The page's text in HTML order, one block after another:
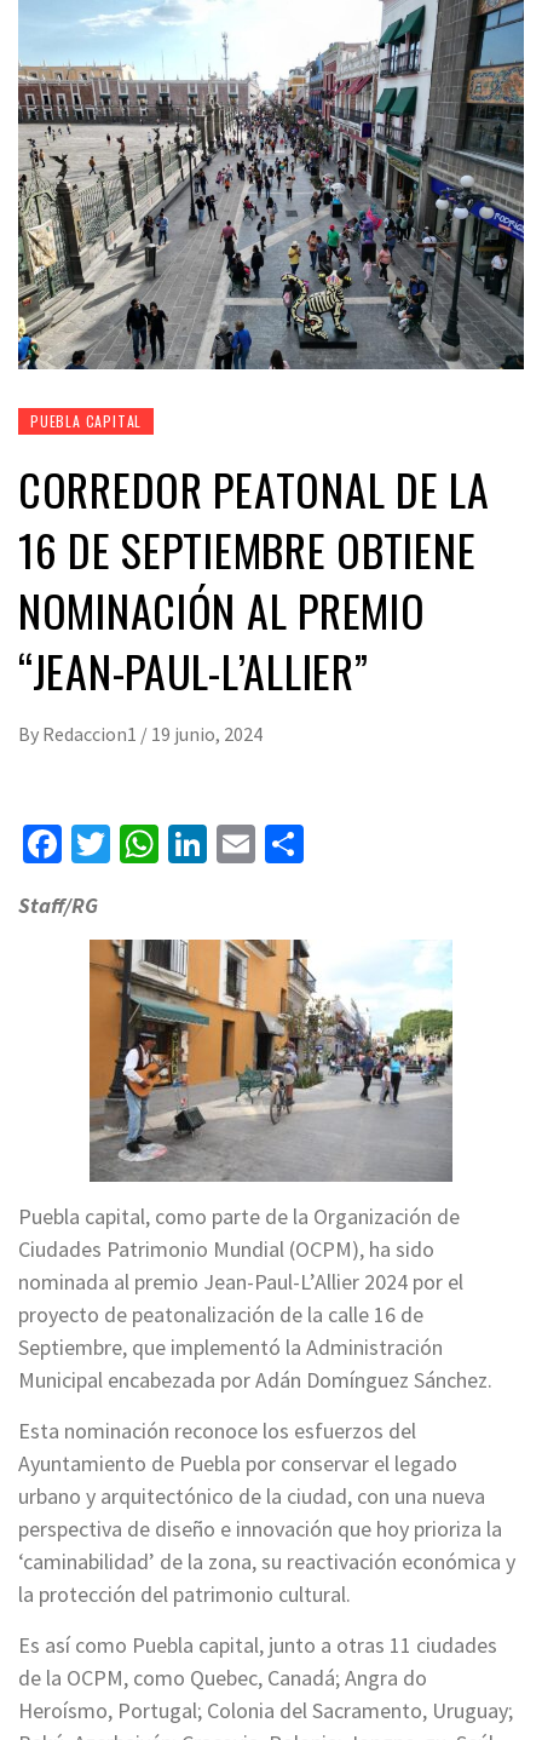
PUEBLA CAPITAL
CORREDOR PEATONAL DE LA
16 DE SEPTIEMBRE OBTIENE
NOMINACIÓN AL PREMIO
“JEAN-PAUL-L’ALLIER”
By Redaccion1 / 19 junio, 2024
Facebook
Twitter
WhatsApp
LinkedIn
Email
Staff/RG
Puebla capital, como parte de la Organización de
Ciudades Patrimonio Mundial (OCPM), ha sido
nominada al premio Jean-Paul-L’Allier 2024 por el
proyecto de peatonalización de la calle 16 de
Septiembre, que implementó la Administración
Municipal encabezada por Adán Domínguez Sánchez.
Esta nominación reconoce los esfuerzos del
Ayuntamiento de Puebla por conservar el legado
urbano y arquitectónico de la ciudad, con una nueva
perspectiva de diseño e innovación que hoy prioriza la
‘caminabilidad’ de la zona, su reactivación económica y
la protección del patrimonio cultural.
Es así como Puebla capital, junto a otras 11 ciudades
de la OCPM, como Quebec, Canadá; Angra do
Heroísmo, Portugal; Colonia del Sacramento, Uruguay;